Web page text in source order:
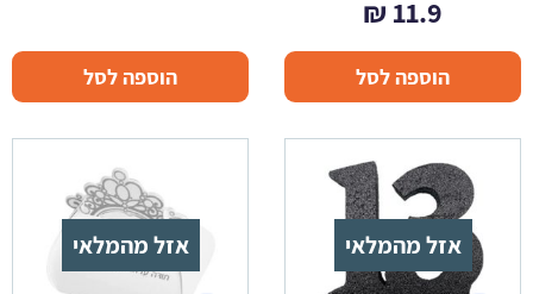
11.9
₪
הוספה לסל הוספה לסל
אזל מהמלאי אזל מהמלאי